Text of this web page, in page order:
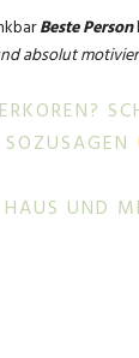
Beste Person
absolut
UND